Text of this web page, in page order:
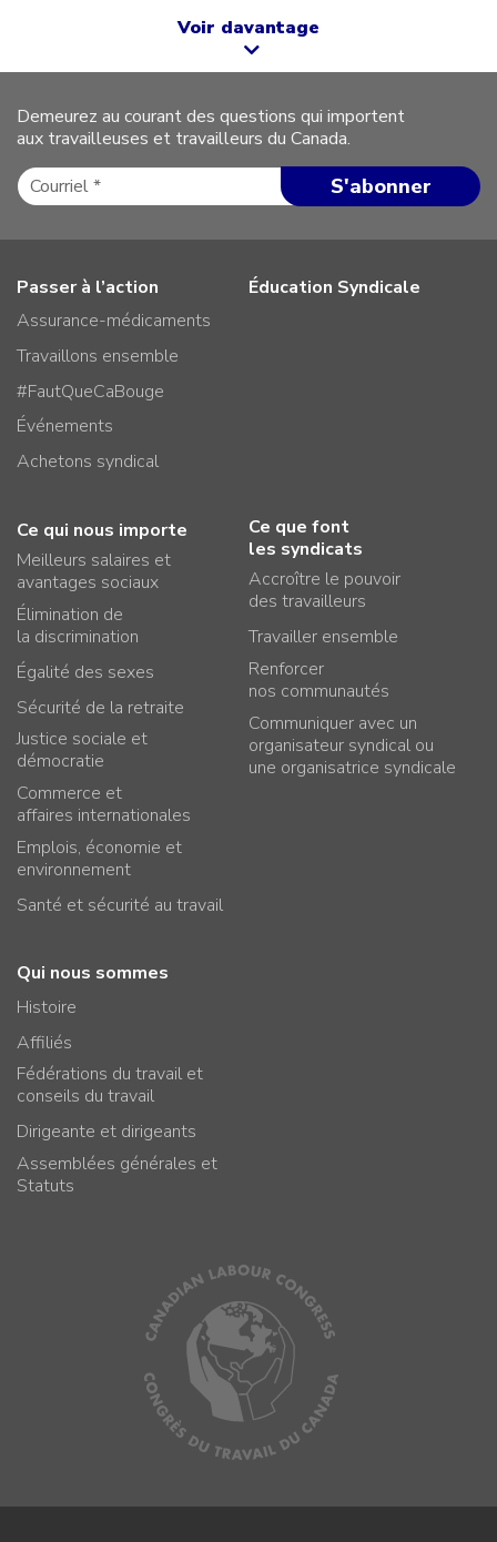
Voir davantage
Demeurez au courant des questions qui importent
aux travailleuses et travailleurs du Canada.
Passer à l’action
Assurance-médicaments
Travaillons ensemble
#FautQueCaBouge
Événements
Achetons syndical
Éducation Syndicale
Ce qui nous importe
Meilleurs salaires et
avantages sociaux
Élimination de
la discrimination
Égalité des sexes
Sécurité de la retraite
Justice sociale et
démocratie
Commerce et
affaires internationales
Emplois, économie et
environnement
Santé et sécurité au travail
Ce que font
les syndicats
Accroître le pouvoir
des travailleurs
Travailler ensemble
Renforcer
nos communautés
Communiquer avec un
organisateur syndical ou
une organisatrice syndicale
Qui nous sommes
Histoire
Affiliés
Fédérations du travail et
conseils du travail
Dirigeante et dirigeants
Assemblées générales et
Statuts